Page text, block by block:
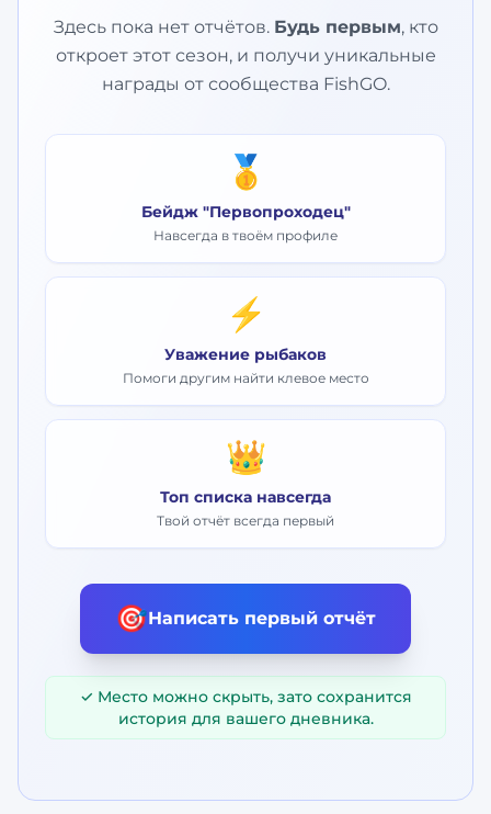
Здесь пока нет отчётов. Будь первым, кто
откроет этот сезон, и получи уникальные
награды от сообщества FishGO.
🥇
Бейдж "Первопроходец"
Навсегда в твоём профиле
⚡
Уважение рыбаков
Помоги другим найти клевое место
👑
Топ списка навсегда
Твой отчёт всегда первый
🎯Написать первый отчёт
✓ Место можно скрыть, зато сохранится
история для вашего дневника.